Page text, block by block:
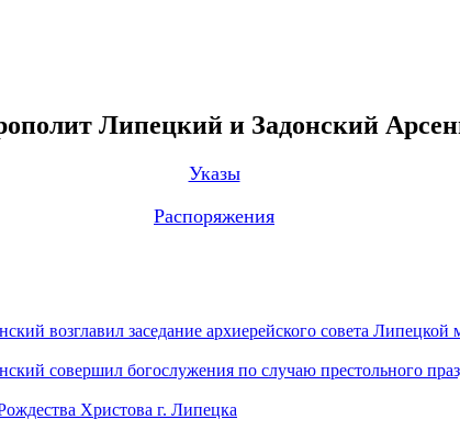
Липецкий и Задонский
Указы
Распоряжения
возглавил заседание архиерейского совета Липецкой
совершил богослужения по случаю престольного
Христова г. Липецка